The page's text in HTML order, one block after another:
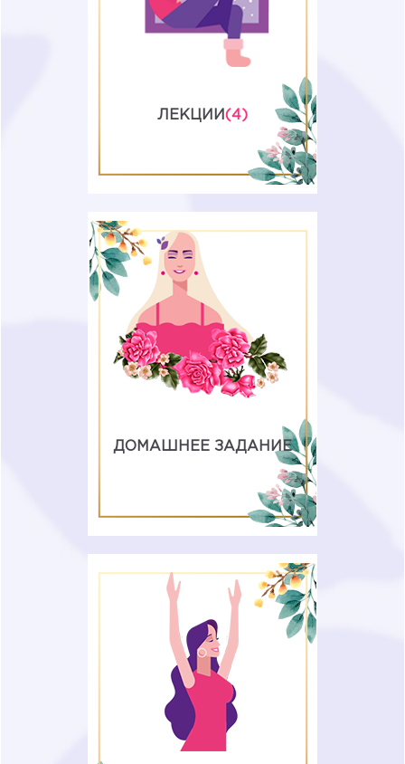
ЛЕКЦИИ (4)
счастье терпят неудачу, в чем
сила и слабость женщины, а так
же определим, какая девушка
нужна настоящему мужчине.
ДОМАШНЕЕ ЗАДАНИЕ
Домашние задания в формате:
послушала = выполнила =
получила результат! Задания
включают в себя как недельные
практики, контроль за ними, так и
однодневные задания.
Курс поможет посмотреть на
ваши отношения под другим
углом. Вы поймете, как ваше
поведение влияет на мужчину и
начнете менять его в лучшую
сторону.